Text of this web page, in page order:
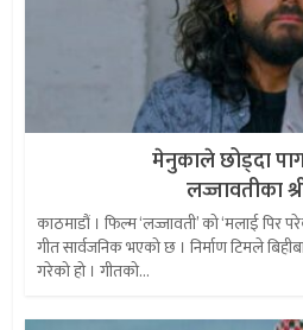
मेनुकाले छोड्दा
लज्जावतीका
काठमाडौं । फिल्म ‘लज्जावती’ को ‘मलाई पिर
गीत सार्वजनिक भएको छ । निर्माण टिमले
गरेको हो । गीतको...